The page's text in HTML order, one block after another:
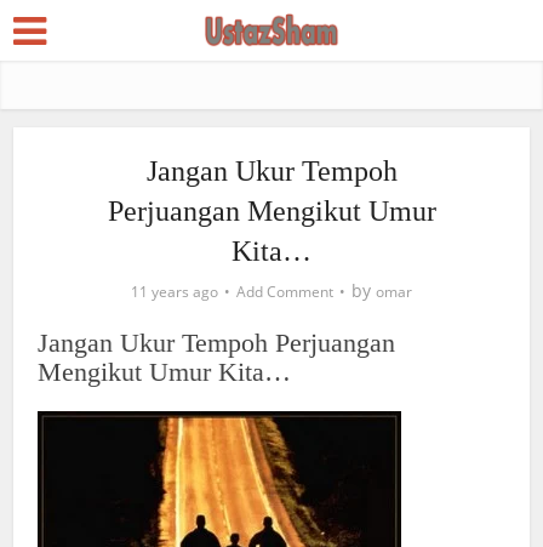
Jangan Ukur Tempoh
Perjuangan Mengikut Umur
Kita…
11 years ago Add Comment by omar
Jangan Ukur Tempoh Perjuangan
Mengikut Umur Kita…